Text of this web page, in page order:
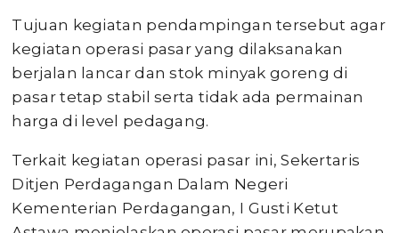
Tujuan kegiatan pendampingan tersebut agar
kegiatan operasi pasar yang dilaksanakan
berjalan lancar dan stok minyak goreng di
pasar tetap stabil serta tidak ada permainan
harga di level pedagang.
Terkait kegiatan operasi pasar ini, Sekertaris
Ditjen Perdagangan Dalam Negeri
Kementerian Perdagangan, I Gusti Ketut